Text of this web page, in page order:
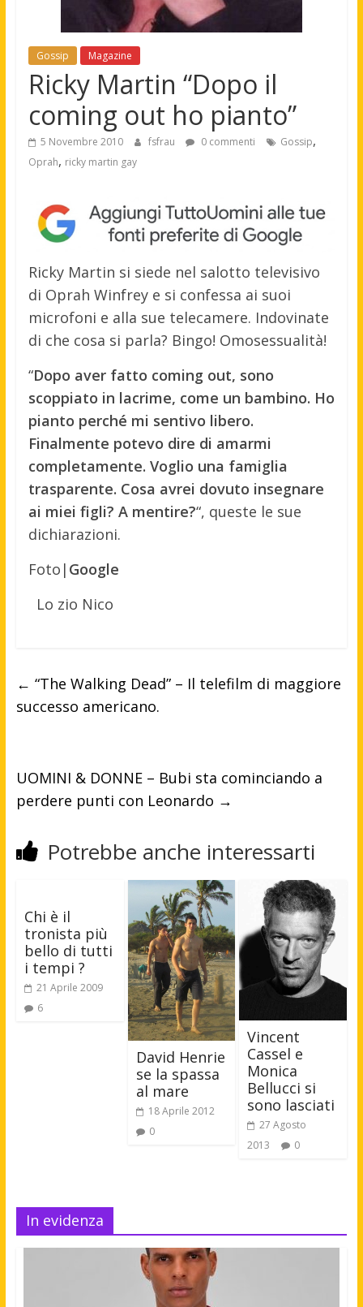
Gossip Magazine
Ricky Martin “Dopo il
coming out ho pianto”
5 Novembre 2010 fsfrau 0 commenti Gossip,
Oprah, ricky martin gay
Ricky Martin si siede nel salotto televisivo
di Oprah Winfrey e si confessa ai suoi
microfoni e alla sue telecamere. Indovinate
di che cosa si parla? Bingo! Omosessualità!
“Dopo aver fatto coming out, sono
scoppiato in lacrime, come un bambino. Ho
pianto perché mi sentivo libero.
Finalmente potevo dire di amarmi
completamente. Voglio una famiglia
trasparente. Cosa avrei dovuto insegnare
ai miei figli? A mentire?“, queste le sue
dichiarazioni.
Foto| Google
Lo zio Nico
← “The Walking Dead” – Il telefilm di maggiore
successo americano.
UOMINI & DONNE – Bubi sta cominciando a
perdere punti con Leonardo →
Potrebbe anche interessarti
Chi è il
tronista più
bello di tutti
i tempi ?
21 Aprile 2009
6
David Henrie
se la spassa
al mare
18 Aprile 2012
0
Vincent
Cassel e
Monica
Bellucci si
sono lasciati
27 Agosto
2013
0
In evidenza